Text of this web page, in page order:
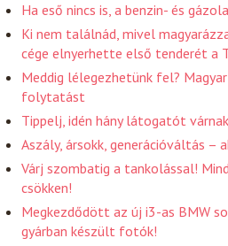
Ha eső nincs is, a benzin- és
Ki nem találnád, mivel
cége elnyerhette első tenderét a
Meddig lélegezhetünk fel?
folytatást
Tippelj, idén hány látogatót
Aszály, ársokk, generációváltás –
Várj szombatig a tankolással!
csökken!
Megkezdődött az új i3-as BMW
gyárban készült fotók!